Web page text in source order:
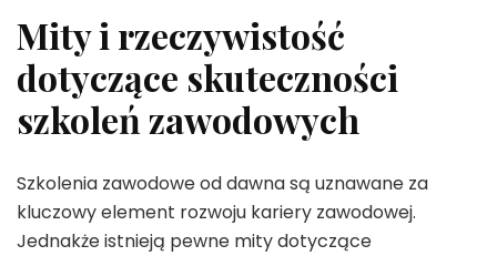
Mity i rzeczywistość
dotyczące skuteczności
szkoleń zawodowych
Szkolenia zawodowe od dawna są uznawane za
kluczowy element rozwoju kariery zawodowej.
Jednakże istnieją pewne mity dotyczące